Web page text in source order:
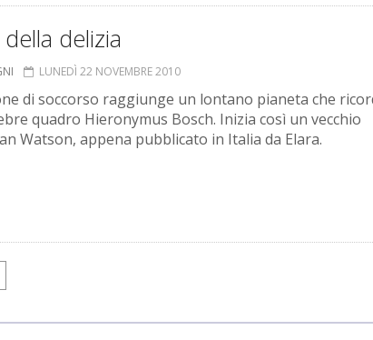
delizia
LUNEDÌ 22 NOVEMBRE 2010
di soccorso raggiunge un lontano pianeta che
quadro Hieronymus Bosch. Inizia così un vecchio
Watson, appena pubblicato in Italia da Elara.